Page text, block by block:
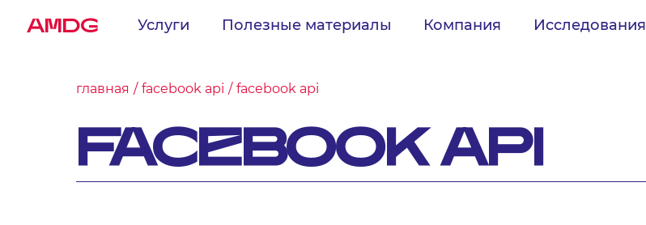
AMDG Услуги Полезные материалы Компания Исследования
главная facebook api facebook api
FACEBOOK API